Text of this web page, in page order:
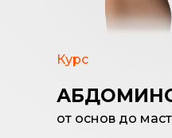
Курс
от основ до